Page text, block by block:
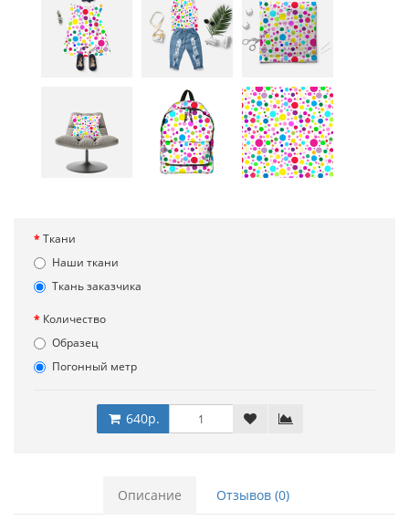
Ткани
Наши ткани
Ткань заказчика
Количество
Образец
Погонный метр
640р.
Описание Отзывов (0)